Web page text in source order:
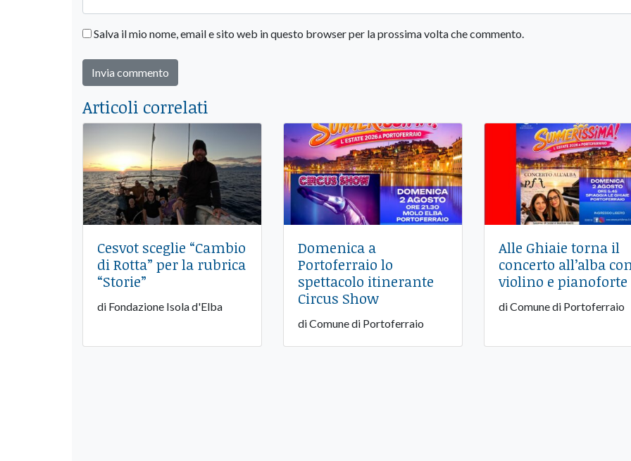
Salva il mio nome, email e sito web in questo browser per la prossima volta che commento.
Articoli correlati
Cesvot sceglie “Cambio
di Rotta” per la rubrica
“Storie”
di Fondazione Isola d'Elba
Domenica a
Portoferraio lo
spettacolo itinerante
Circus Show
di Comune di Portoferraio
Alle Ghiaie torna il
concerto all’alba
violino e pianoforte
di Comune di Portoferraio